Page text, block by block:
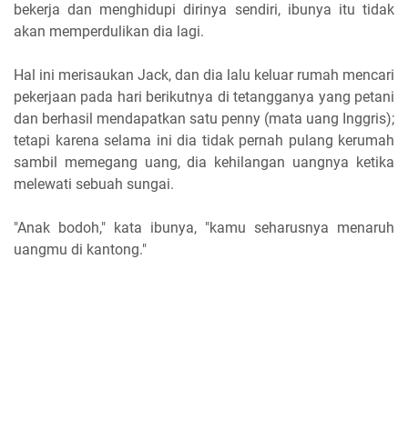
bekerja dan menghidupi dirinya sendiri, ibunya itu tidak
akan memperdulikan dia lagi.
Hal ini merisaukan Jack, dan dia lalu keluar rumah mencari
pekerjaan pada hari berikutnya di tetangganya yang petani
dan berhasil mendapatkan satu penny (mata uang Inggris);
tetapi karena selama ini dia tidak pernah pulang kerumah
sambil memegang uang, dia kehilangan uangnya ketika
melewati sebuah sungai.
"Anak bodoh," kata ibunya, "kamu seharusnya menaruh
uangmu di kantong."